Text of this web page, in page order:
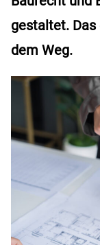
gestaltet.
dem Weg.